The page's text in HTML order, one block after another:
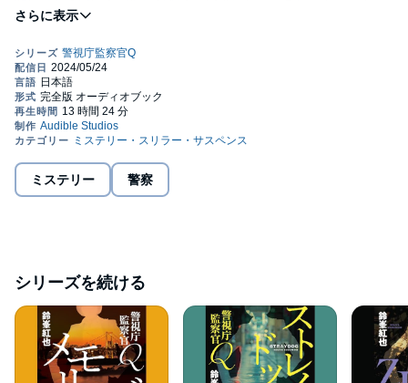
弾！©2017 Kouya Suzumine Published in Japan by Asahi
Shimbun Publications Inc. (P)2024 Audible, Inc.
ミステリー 警察
シリーズを続ける